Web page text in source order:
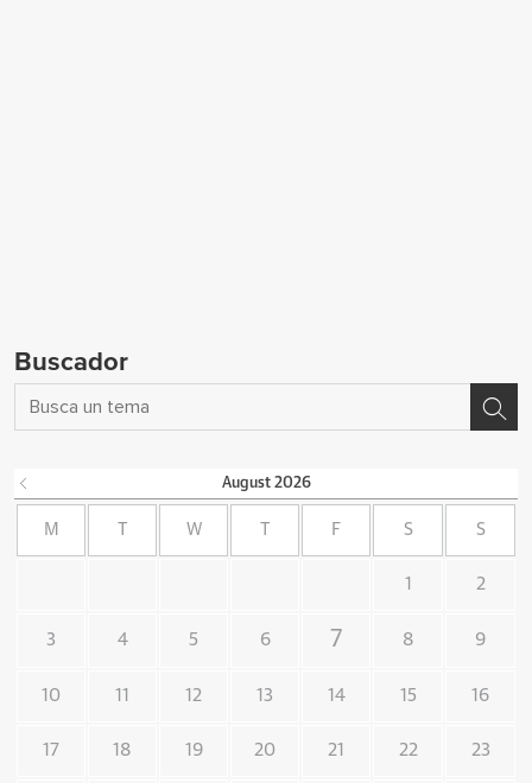
Buscador
August 2026
M W F S S
1 2
3 4 5 6 7 8 9
10 11 12 13 14 15 16
17 18 19 20 21 22 23